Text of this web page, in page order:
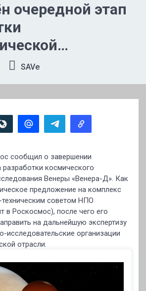
очередной этап
станции
для изучения
SAVe
сообщил о завершении
разработки космического
Венеры «Венера-Д». Как
предложение на комплекс
советом НПО
в Роскосмос), после чего его
на дальнейшую экспертизу
исследовательские организации
отрасли.